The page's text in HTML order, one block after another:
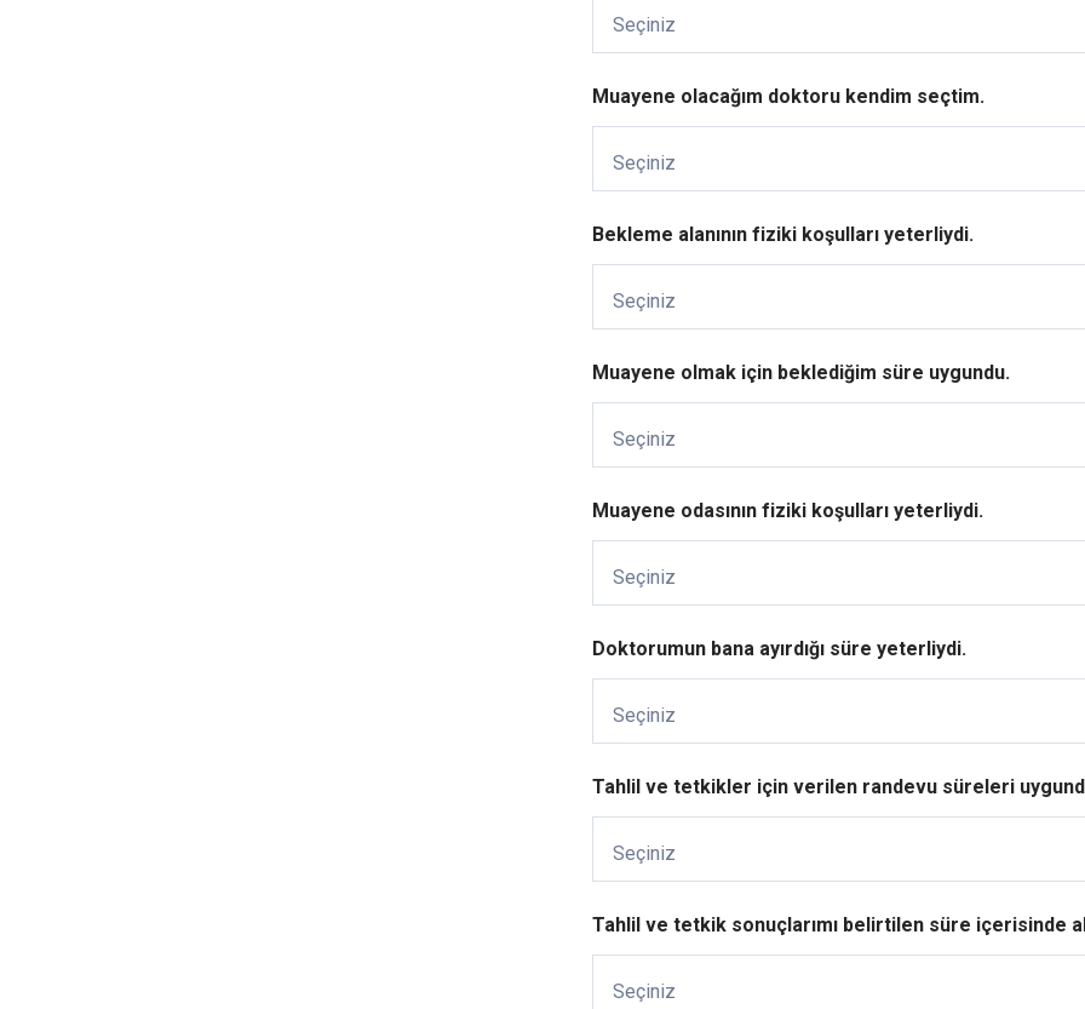
d
Seçiniz
Muayene olacağım doktoru kendim seçtim.
Seçiniz
Bekleme alanının fiziki koşulları yeterliydi.
Seçiniz
Muayene olmak için beklediğim süre uygundu.
Seçiniz
Muayene odasının fiziki koşulları yeterliydi.
Seçiniz
Doktorumun bana ayırdığı süre yeterliydi.
Seçiniz
Tahlil ve tetkikler için verilen randevu süreleri
Seçiniz
Tahlil ve tetkik sonuçlarımı belirtilen süre içerisinde
Seçiniz